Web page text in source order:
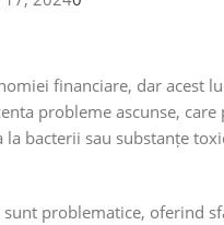
financiare, dar acest
probleme ascunse, care
bacterii sau substanțe
problematice, oferind